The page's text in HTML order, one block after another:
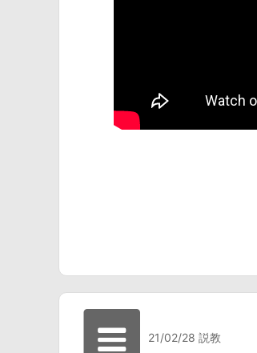
21/02/28 説教